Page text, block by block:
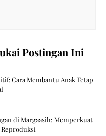
Postingan Ini
Cara Membantu Anak Tetap
di Margaasih: Memperkuat
Reproduksi